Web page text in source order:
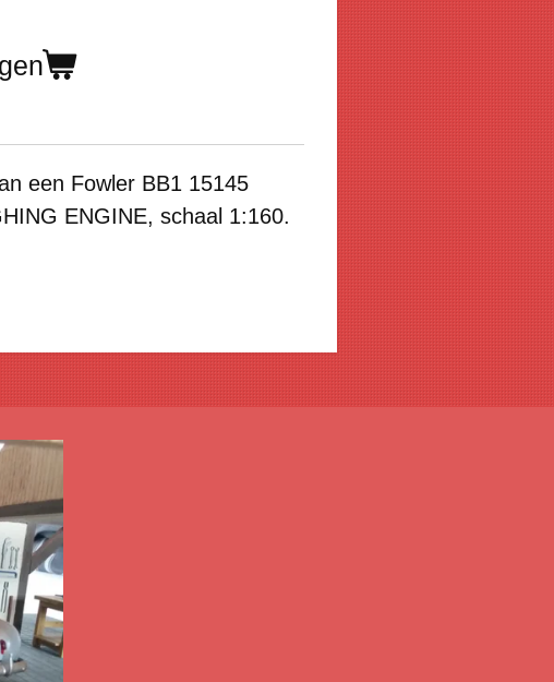
een Fowler BB1 15145
ENGINE, schaal 1:160.